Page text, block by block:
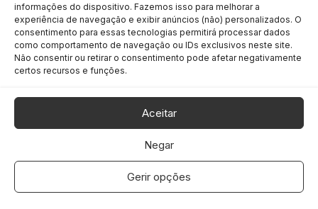
informações do dispositivo. Fazemos isso para melhorar a
experiência de navegação e exibir anúncios (não) personalizados. O
consentimento para essas tecnologias permitirá processar dados
como comportamento de navegação ou IDs exclusivos neste site.
Não consentir ou retirar o consentimento pode afetar negativamente
certos recursos e funções.
Aceitar
Negar
Gerir opções
Comercial:
comercial@bmcnews.com.br
Anuncie na BM&C News
A BM&C News conecta marcas a milhões de investidores